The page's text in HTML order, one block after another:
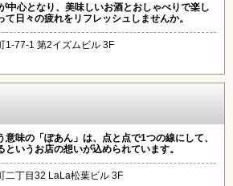
中心となり、美味しいお酒とおしゃべりで楽し
日々の疲れをリフレッシュしませんか。
1-77-1 第2イズムビル 3F
味の「ぽあん」は、点と点で1つの線にして、
いうお店の想いが込められています。
二丁目32 LaLa松葉ビル 3F